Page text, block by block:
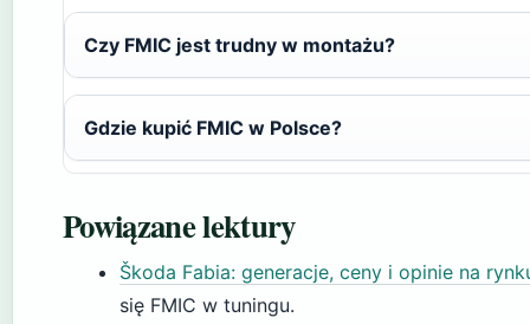
Czy FMIC jest trudny w montażu?
Gdzie kupić FMIC w Polsce?
Powiązane lektury
Škoda Fabia: generacje, ceny i opinie na
się FMIC w tuningu.